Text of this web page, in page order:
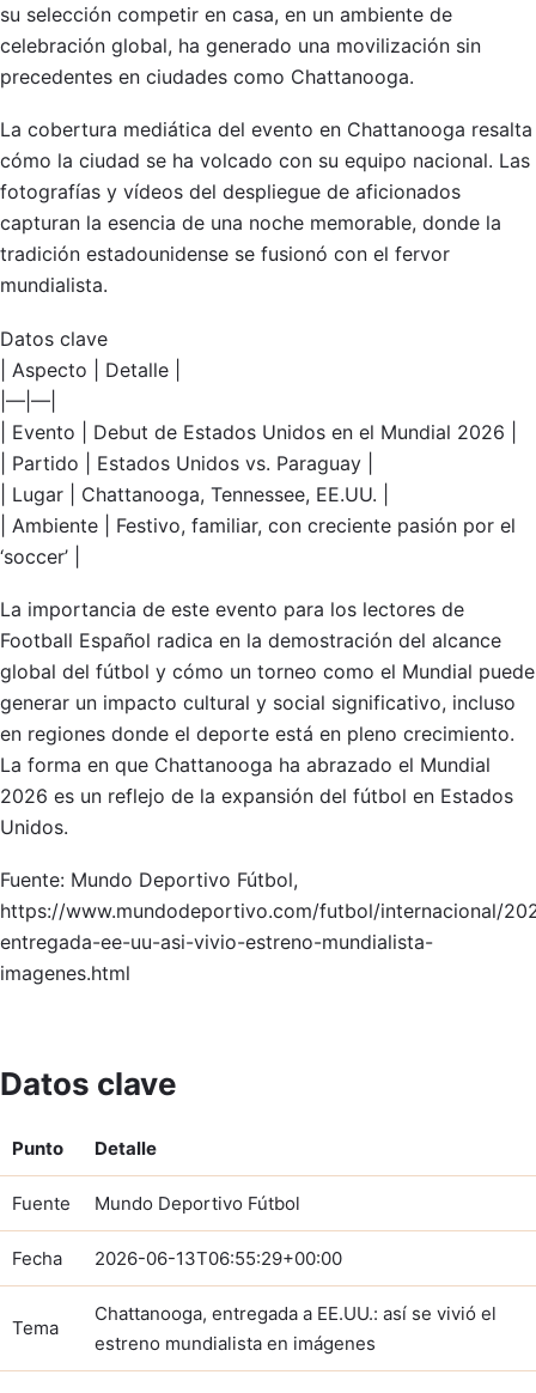
su selección competir en casa, en un ambiente de
celebración global, ha generado una movilización sin
precedentes en ciudades como Chattanooga.
La cobertura mediática del evento en Chattanooga resalta
cómo la ciudad se ha volcado con su equipo nacional. Las
fotografías y vídeos del despliegue de aficionados
capturan la esencia de una noche memorable, donde la
tradición estadounidense se fusionó con el fervor
mundialista.
Datos clave
| Aspecto | Detalle |
|—|—|
| Evento | Debut de Estados Unidos en el Mundial 2026 |
| Partido | Estados Unidos vs. Paraguay |
| Lugar | Chattanooga, Tennessee, EE.UU. |
| Ambiente | Festivo, familiar, con creciente pasión por el
‘soccer’ |
La importancia de este evento para los lectores de
Football Español radica en la demostración del alcance
global del fútbol y cómo un torneo como el Mundial puede
generar un impacto cultural y social significativo, incluso
en regiones donde el deporte está en pleno crecimiento.
La forma en que Chattanooga ha abrazado el Mundial
2026 es un reflejo de la expansión del fútbol en Estados
Unidos.
Fuente: Mundo Deportivo Fútbol,
https://www.mundodeportivo.com/futbol/internacional/
entregada-ee-uu-asi-vivio-estreno-mundialista-
imagenes.html
Datos clave
Punto Detalle
Fuente Mundo Deportivo Fútbol
Fecha 2026-06-13T06:55:29+00:00
Tema
Chattanooga, entregada a EE.UU.: así se vivió el
estreno mundialista en imágenes